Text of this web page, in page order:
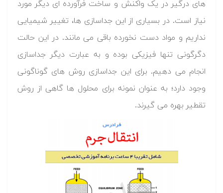
های درگیر در یک واکنش و ساخت فرآورده ای دیگر مورد
نیاز است. در بسیاری از این جداسازی ها، تغییر شیمیایی
نداریم و مواد دست نخورده باقی می مانند. در این حالت
دگرگونی تنها فیزیکی بوده و به عبارت دیگر جداسازی
انجام می دهیم. برای این جداسازی روش های گوناگونی
وجود دارد؛ به عنوان نمونه برای محلول ها گاهی از روش
تقطیر بهره می گیرند.